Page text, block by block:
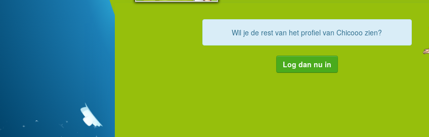
Wil je de rest van het profiel van Chicooo zien?
Log dan nu in